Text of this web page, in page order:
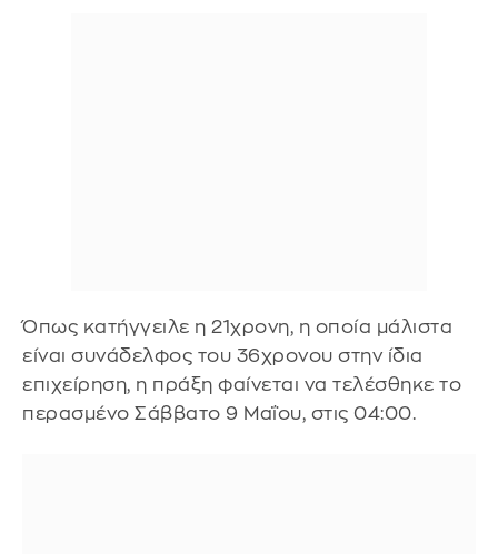
Όπως κατήγγειλε η 21χρονη, η οποία μάλιστα
είναι συνάδελφος του 36χρονου στην ίδια
επιχείρηση, η πράξη φαίνεται να τελέσθηκε το
περασμένο Σάββατο 9 Μαΐου, στις 04:00.